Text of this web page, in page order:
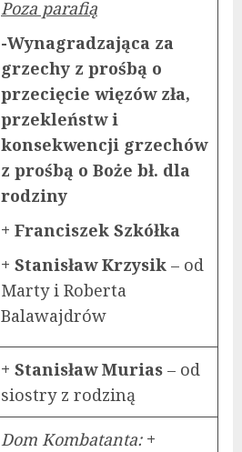
Poza parafią
-Wynagradzająca za
grzechy z prośbą o
przecięcie więzów zła,
przekleństw i
konsekwencji grzechów
z prośbą o Boże bł. dla
rodziny
+ Franciszek Szkółka
+ Stanisław Krzysik – od
Marty i Roberta
Balawajdrów
+ Stanisław Murias – od
siostry z rodziną
Dom Kombatanta:+